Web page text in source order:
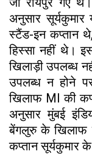
अनुसार
स्टैंड-इन कप्तान
हिस्सा नहीं थे।
खिलाड़ी उपलब्ध
उपलब्ध न होने
खिलाफ MI की
अनुसार मुंबई
बेंगलुरु के खिलाफ
कप्तान सूर्यकुमार